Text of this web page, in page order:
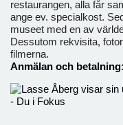
restaurangen, alla får
ange ev. specialkost.
museet med en av
Dessutom rekvisita,
filmerna.
Anmälan och betalning: